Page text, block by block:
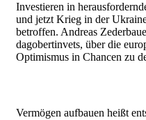
Investieren in
und jetzt Krieg in der
betroffen. Andreas
dagobertinvets, über die
Optimismus in Chancen zu
Vermögen aufbauen heißt